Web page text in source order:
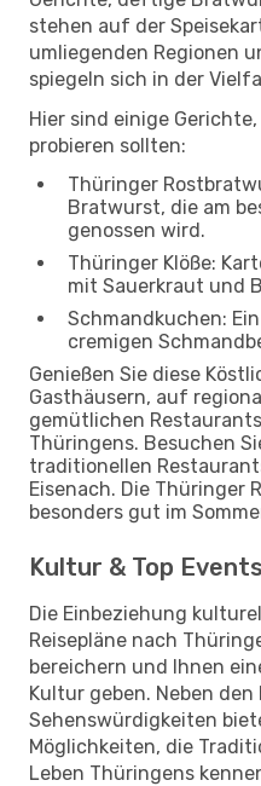
stehen auf der
umliegenden Regionen
spiegeln sich in der
Hier sind einige
probieren sollten:
Thüringer
Bratwurst, die am
genossen wird.
Thüringer Klöße:
mit Sauerkraut und
Schmandkuchen:
cremigen
Genießen Sie diese
Gasthäusern, auf
gemütlichen
Thüringens. Besuchen
traditionellen
Eisenach. Die Thüringer
besonders gut im
Kultur & Top
Die Einbeziehung
Reisepläne nach
bereichern und Ihnen
Kultur geben. Neben
Sehenswürdigkeiten
Möglichkeiten, die
Leben Thüringens